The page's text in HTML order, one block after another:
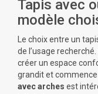
Tapis avec
modèle
Le choix entre un
de l’usage
créer un espace
grandit et
avec arches est